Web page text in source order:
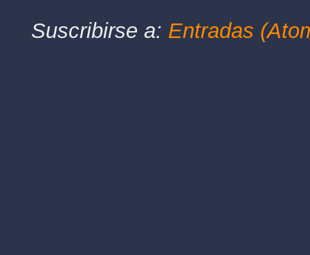
Suscribirse a: Entradas